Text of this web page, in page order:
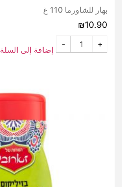
بهار للشاورما 110 غ
₪10.90
- +
إضافة إلى السلة